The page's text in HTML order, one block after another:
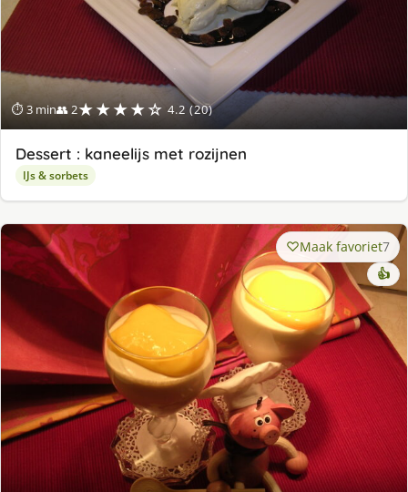
⏱ 3 min👥 2★★★★☆ 4.2 (20)
Dessert : kaneelijs met rozijnen
IJs & sorbets
Maak favoriet7
👍